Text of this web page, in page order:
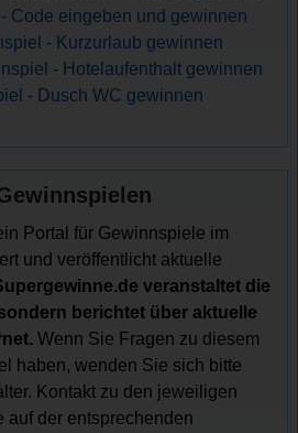
Code eingeben und gewinnen
- Kurzurlaub gewinnen
- Hotelaufenthalt gewinnen
- Dusch WC gewinnen
Portal für Gewinnspiele im
und veröffentlicht aktuelle
veranstaltet die
berichtet über aktuelle
Wenn Sie Fragen zu diesem
haben, wenden Sie sich bitte
Kontakt zu den jeweiligen
auf der entsprechenden